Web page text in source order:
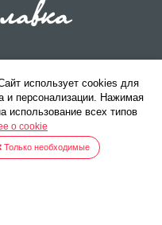
использует cookies для
и персонализации. Нажимая
использование всех типов
о cookie
Только необходимые